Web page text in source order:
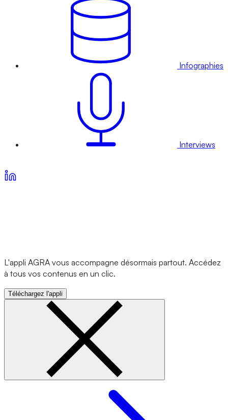
Infographies
Interviews
L'appli AGRA vous accompagne désormais partout. Accédez
à tous vos contenus en un clic.
Téléchargez l'appli